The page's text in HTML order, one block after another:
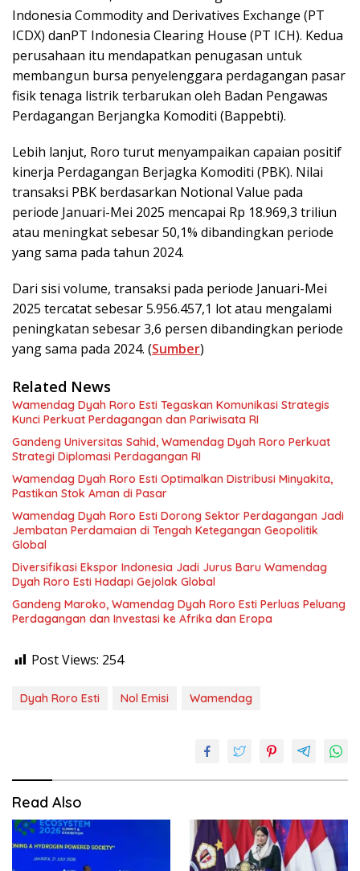
Indonesia Commodity and Derivatives Exchange (PT
ICDX) danPT Indonesia Clearing House (PT ICH). Kedua
perusahaan itu mendapatkan penugasan untuk
membangun bursa penyelenggara perdagangan pasar
fisik tenaga listrik terbarukan oleh Badan Pengawas
Perdagangan Berjangka Komoditi (Bappebti).
Lebih lanjut, Roro turut menyampaikan capaian positif
kinerja Perdagangan Berjagka Komoditi (PBK). Nilai
transaksi PBK berdasarkan Notional Value pada
periode Januari-Mei 2025 mencapai Rp 18.969,3 triliun
atau meningkat sebesar 50,1% dibandingkan periode
yang sama pada tahun 2024.
Dari sisi volume, transaksi pada periode Januari-Mei
2025 tercatat sebesar 5.956.457,1 lot atau mengalami
peningkatan sebesar 3,6 persen dibandingkan periode
yang sama pada 2024. (Sumber)
Related News
Wamendag Dyah Roro Esti Tegaskan Komunikasi Strategis
Kunci Perkuat Perdagangan dan Pariwisata RI
Gandeng Universitas Sahid, Wamendag Dyah Roro Perkuat
Strategi Diplomasi Perdagangan RI
Wamendag Dyah Roro Esti Optimalkan Distribusi Minyakita,
Pastikan Stok Aman di Pasar
Wamendag Dyah Roro Esti Dorong Sektor Perdagangan Jadi
Jembatan Perdamaian di Tengah Ketegangan Geopolitik
Global
Diversifikasi Ekspor Indonesia Jadi Jurus Baru Wamendag
Dyah Roro Esti Hadapi Gejolak Global
Gandeng Maroko, Wamendag Dyah Roro Esti Perluas Peluang
Perdagangan dan Investasi ke Afrika dan Eropa
Post Views: 254
Dyah Roro Esti Nol Emisi Wamendag
Read Also